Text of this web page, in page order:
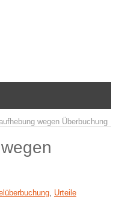
wegen Überbuchung
Urteile